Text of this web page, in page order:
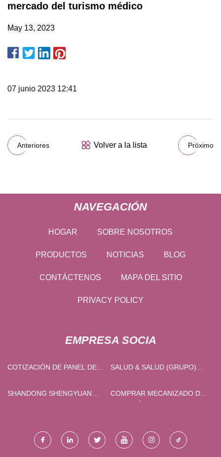
mercado del turismo médico
May 13, 2023
07 junio 2023 12:41
Anteriores Volver a la lista Próximo
NAVEGACIÓN
HOGAR SOBRE NOSOTROS
PRODUCTOS NOTICIAS BLOG
CONTÁCTENOS MAPA DEL SITIO
PRIVACY POLICY
EMPRESA SOCIA
COTIZACIÓN DE PANEL DE
SALUD & SALUD (GRUPO)
SHANDONG SHENGYUAN
COMPRAR MECANIZADO DE